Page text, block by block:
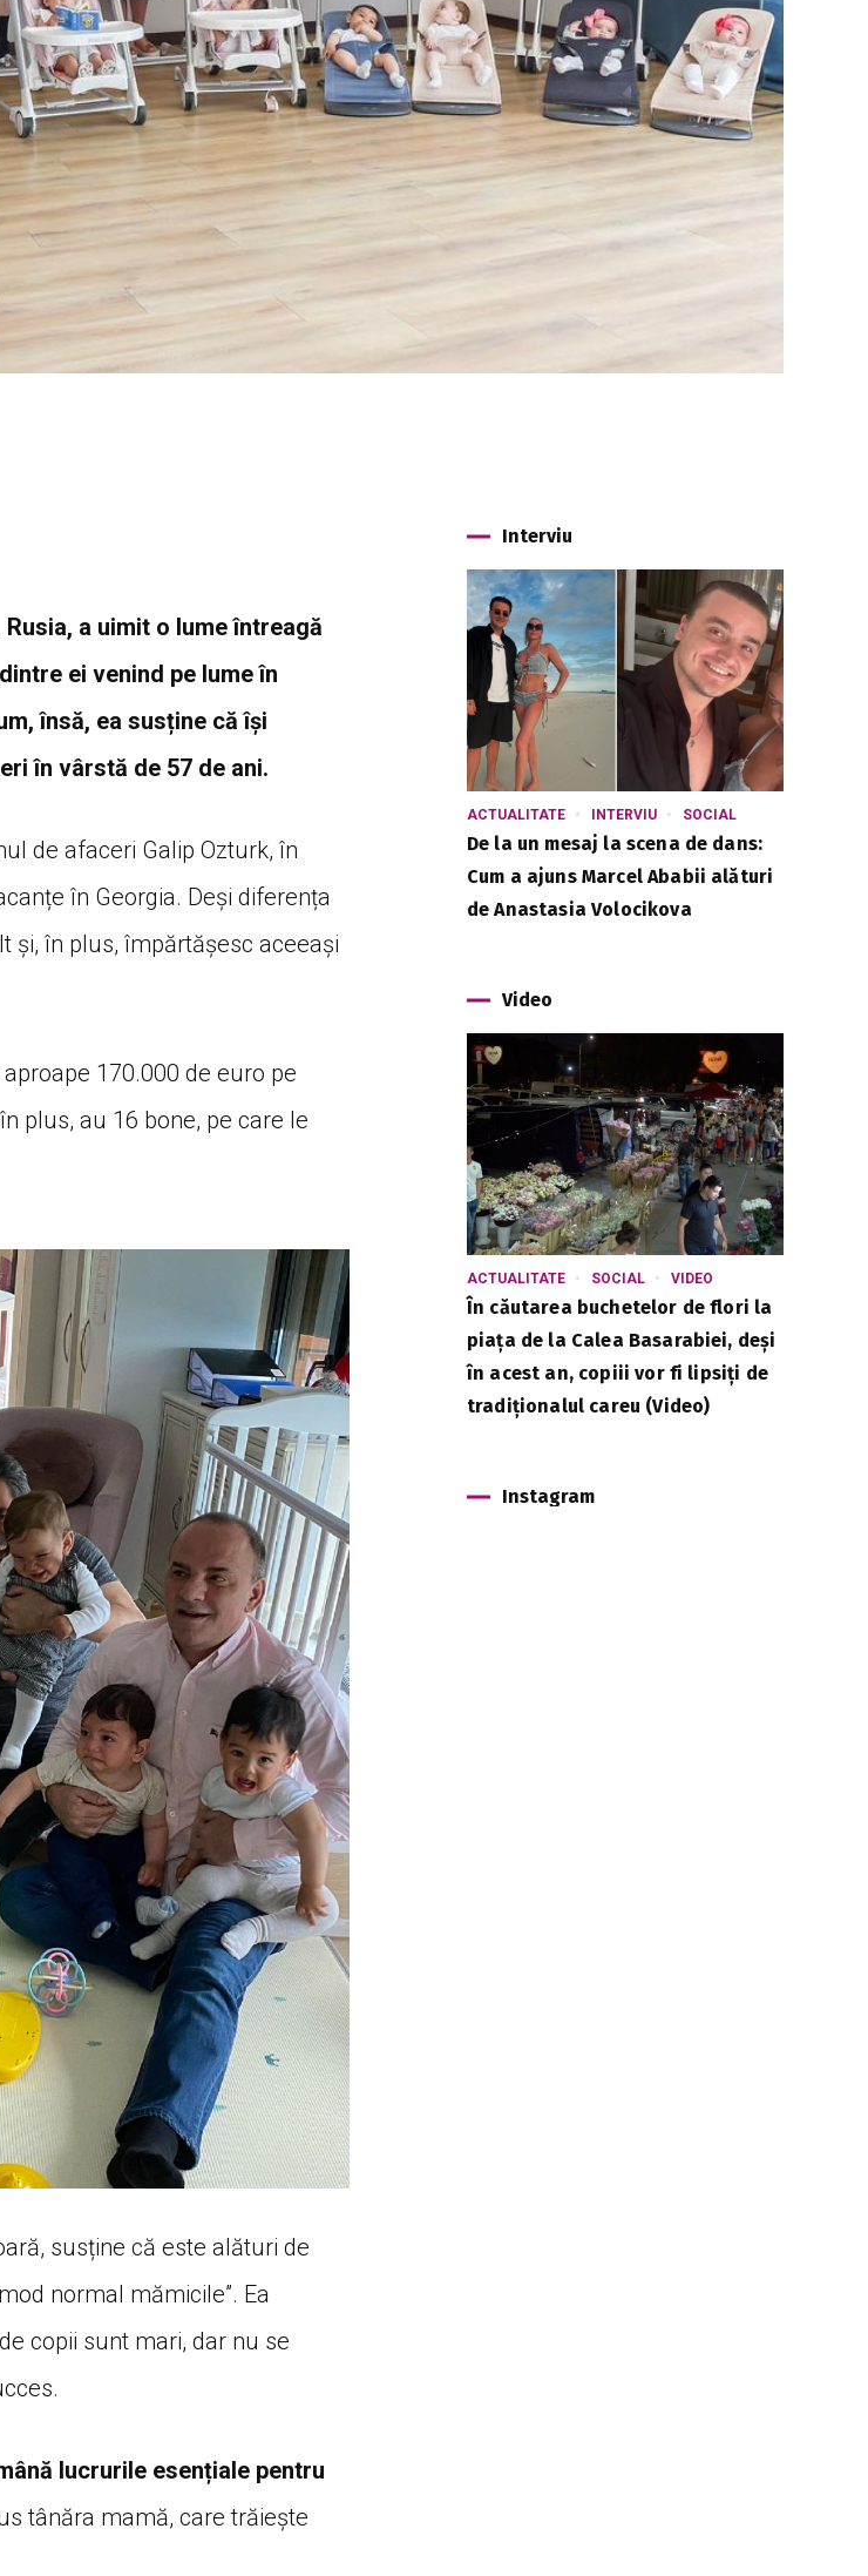
a uimit o lume întreagă
ei venind pe lume în
însă, ea susține că își
în vârstă de 57 de ani.
de afaceri Galip Ozturk, în
în Georgia. Deși diferența
și, în plus, împărtășesc aceeași
170.000 de euro pe
plus, au 16 bone, pe care le
susține că este alături de
normal mămicile”. Ea
copii sunt mari, dar nu se
lucrurile esențiale pentru
tânăra mamă, care trăiește
Interviu
ACTUALITATE INTERVIU SOCIAL
De la un mesaj la scena de dans:
Cum a ajuns Marcel Ababii alături
de Anastasia Volocikova
Video
ACTUALITATE SOCIAL VIDEO
În căutarea buchetelor de flori la
piața de la Calea Basarabiei, deși
în acest an, copiii vor fi lipsiți de
tradiționalul careu (Video)
Instagram